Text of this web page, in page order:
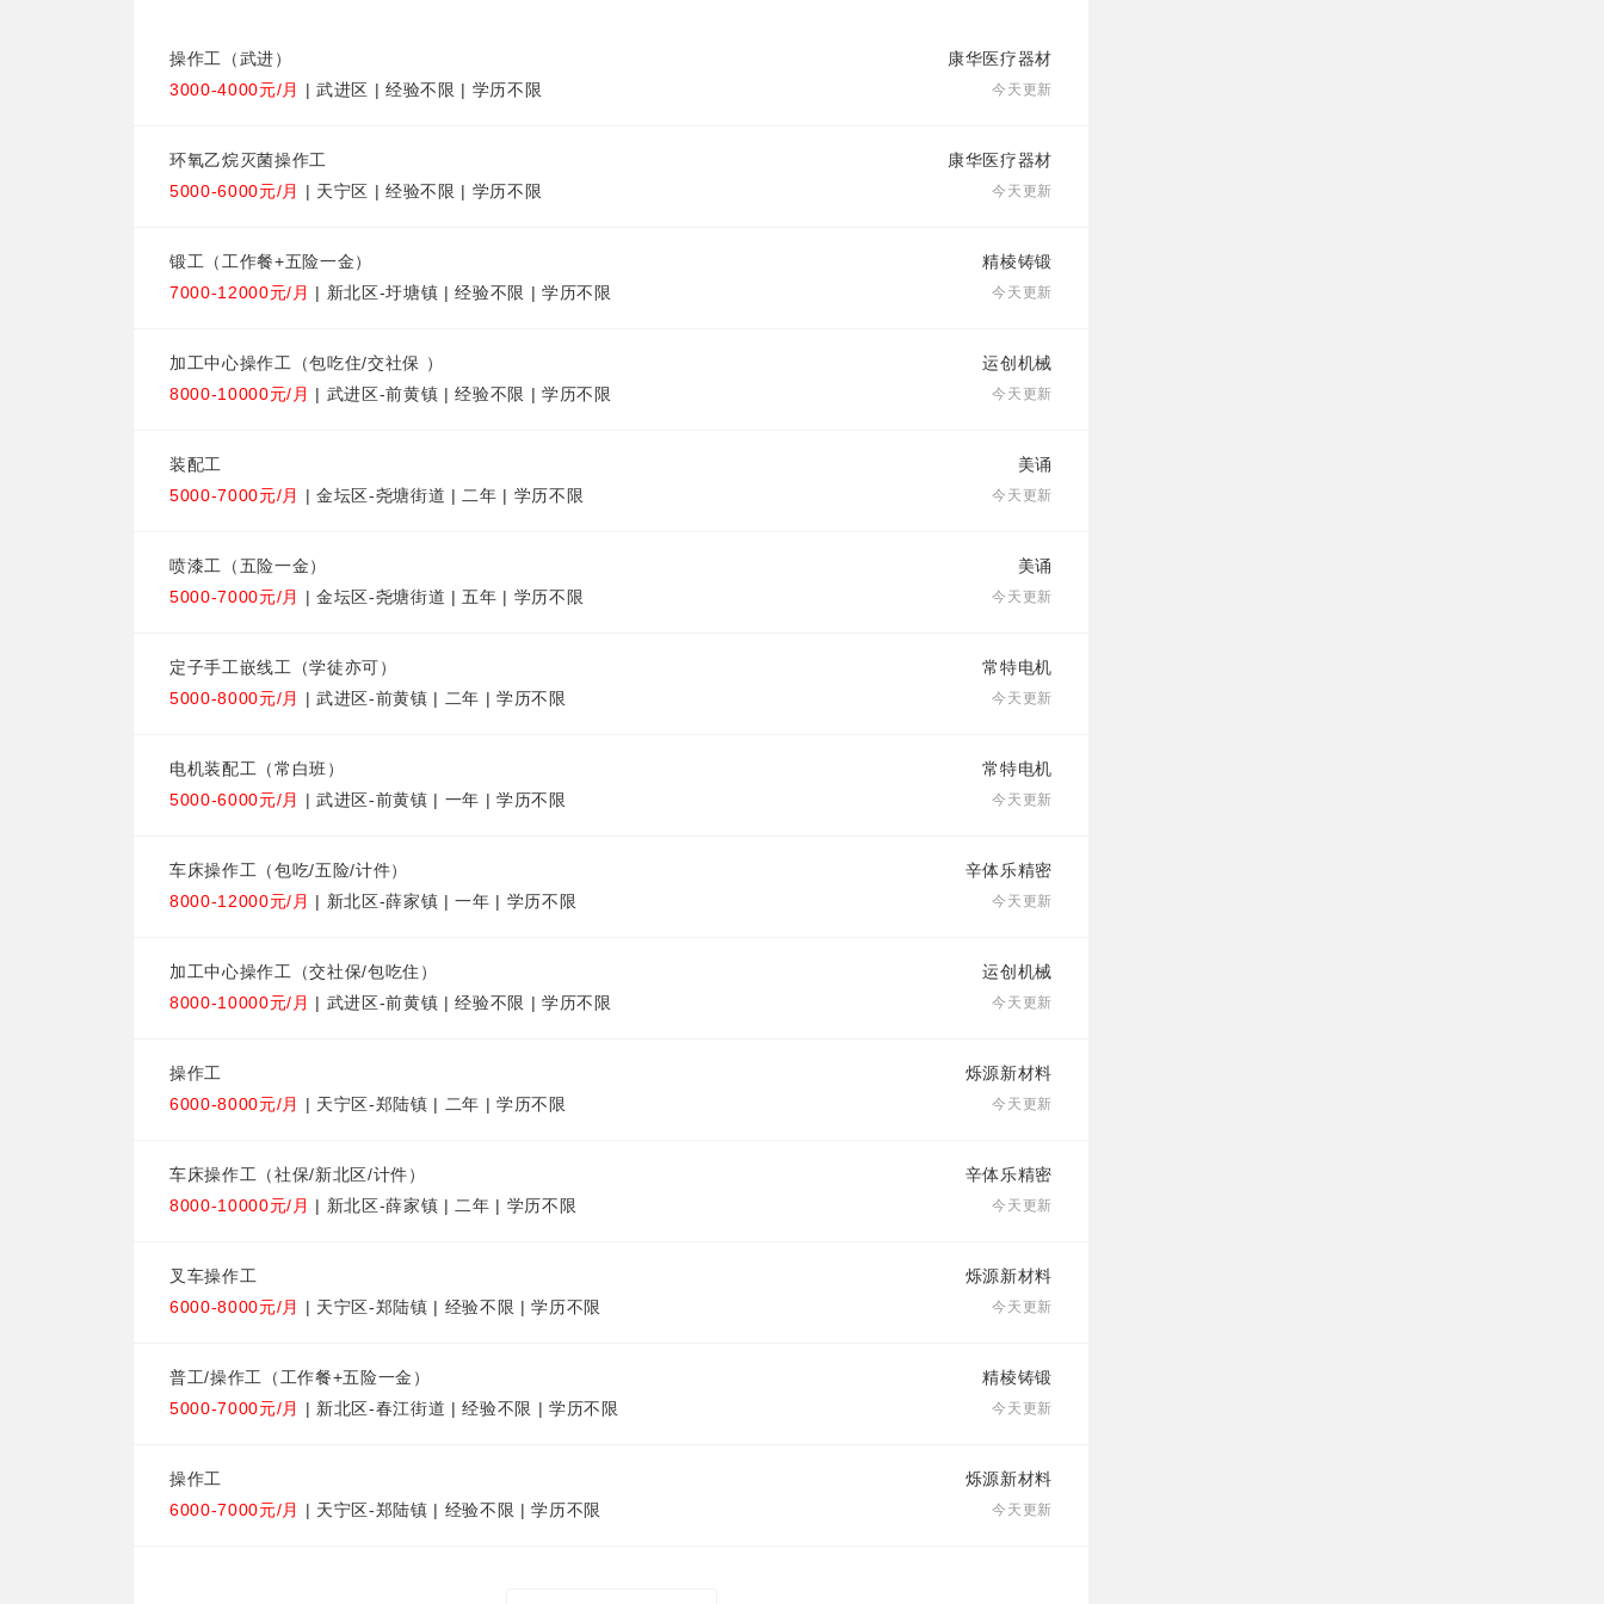
康华医疗器材
操作工（武进）
今天更新
3000-4000元/月 | 武进区 | 经验不限 | 学历不限
康华医疗器材
环氧乙烷灭菌操作工
今天更新
5000-6000元/月 | 天宁区 | 经验不限 | 学历不限
精棱铸锻
锻工（工作餐+五险一金）
今天更新
7000-12000元/月 | 新北区-圩塘镇 | 经验不限 | 学历不限
运创机械
加工中心操作工（包吃住/交社保 ）
今天更新
8000-10000元/月 | 武进区-前黄镇 | 经验不限 | 学历不限
美诵
装配工
今天更新
5000-7000元/月 | 金坛区-尧塘街道 | 二年 | 学历不限
美诵
喷漆工（五险一金）
今天更新
5000-7000元/月 | 金坛区-尧塘街道 | 五年 | 学历不限
常特电机
定子手工嵌线工（学徒亦可）
今天更新
5000-8000元/月 | 武进区-前黄镇 | 二年 | 学历不限
常特电机
电机装配工（常白班）
今天更新
5000-6000元/月 | 武进区-前黄镇 | 一年 | 学历不限
辛体乐精密
车床操作工（包吃/五险/计件）
今天更新
8000-12000元/月 | 新北区-薛家镇 | 一年 | 学历不限
运创机械
加工中心操作工（交社保/包吃住）
今天更新
8000-10000元/月 | 武进区-前黄镇 | 经验不限 | 学历不限
烁源新材料
操作工
今天更新
6000-8000元/月 | 天宁区-郑陆镇 | 二年 | 学历不限
辛体乐精密
车床操作工（社保/新北区/计件）
今天更新
8000-10000元/月 | 新北区-薛家镇 | 二年 | 学历不限
烁源新材料
叉车操作工
今天更新
6000-8000元/月 | 天宁区-郑陆镇 | 经验不限 | 学历不限
精棱铸锻
普工/操作工（工作餐+五险一金）
今天更新
5000-7000元/月 | 新北区-春江街道 | 经验不限 | 学历不限
烁源新材料
操作工
今天更新
6000-7000元/月 | 天宁区-郑陆镇 | 经验不限 | 学历不限